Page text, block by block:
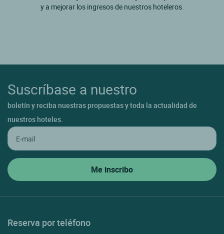
y a mejorar los ingresos de nuestros hoteleros.
Suscríbase a nuestro
boletín y reciba nuestras propuestas y toda la actualidad de
nuestros hoteles.
Reserva por teléfono